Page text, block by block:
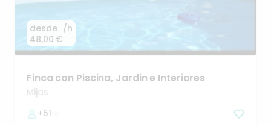
desde
48,00 €
/h
Finca con Piscina​,​ Jardine Interiores
Mijas
+51